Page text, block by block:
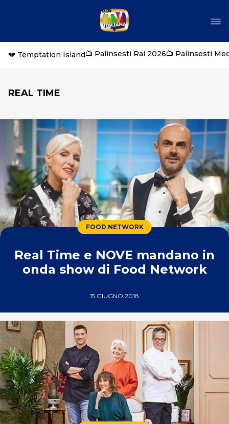
💔 Temptation Island📺 Palinsesti Rai 2026📺 Palinsesti
REAL TIME
FOOD NETWORK
Real Time e NOVE mandano in
onda show di Food Network
15 GIUGNO 2018